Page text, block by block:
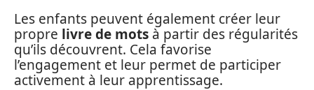
Les enfants peuvent également créer leur
propre livre de mots à partir des régularités
qu’ils découvrent. Cela favorise
l’engagement et leur permet de participer
activement à leur apprentissage.